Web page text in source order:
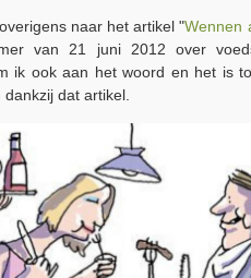
naar het artikel "Wennen
van 21 juni 2012 over
ik ook aan het woord en het is
dat artikel.